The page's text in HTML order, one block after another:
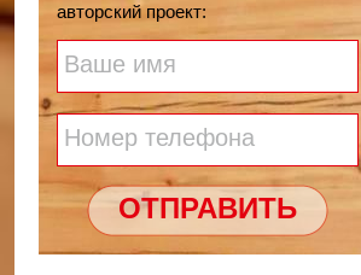
авторский проект:
Ваше имя
Номер телефона
ОТПРАВИТЬ